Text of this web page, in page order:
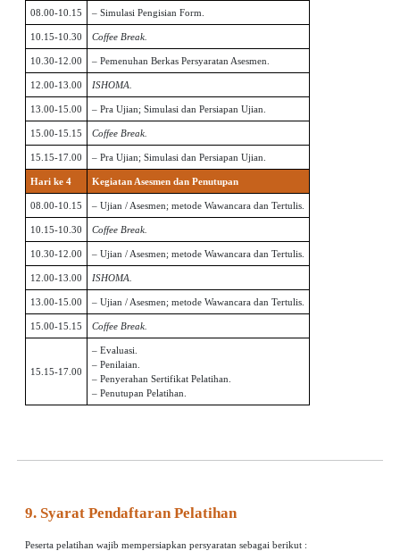
08.00-10.15 – Simulasi Pengisian Form.
10.15-10.30 Coffee Break.
10.30-12.00 – Pemenuhan Berkas Persyaratan Asesmen.
12.00-13.00 ISHOMA.
13.00-15.00 – Pra Ujian; Simulasi dan Persiapan Ujian.
15.00-15.15 Coffee Break.
15.15-17.00 – Pra Ujian; Simulasi dan Persiapan Ujian.
Hari ke 4 Kegiatan Asesmen dan Penutupan
08.00-10.15 – Ujian / Asesmen; metode Wawancara dan Tertulis.
10.15-10.30 Coffee Break.
10.30-12.00 – Ujian / Asesmen; metode Wawancara dan Tertulis.
12.00-13.00 ISHOMA.
13.00-15.00 – Ujian / Asesmen; metode Wawancara dan Tertulis.
15.00-15.15 Coffee Break.
15.15-17.00
– Evaluasi.
– Penilaian.
– Penyerahan Sertifikat Pelatihan.
– Penutupan Pelatihan.
9. Syarat Pendaftaran Pelatihan
Peserta pelatihan wajib mempersiapkan persyaratan sebagai berikut :